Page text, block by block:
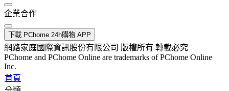
企業合作
下載 PChome 24h購物 APP
網路家庭國際資訊股份有限公司 版權所有 轉載必究
PChome and PChome Online are trademarks of PChome Online
Inc.
首頁